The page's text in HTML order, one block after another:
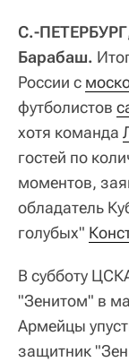
С.-
Барабаш.
России с
футболистов
хотя команда
гостей по
моментов,
обладатель
голубых"
В субботу
"Зенитом" в
Армейцы
защитник